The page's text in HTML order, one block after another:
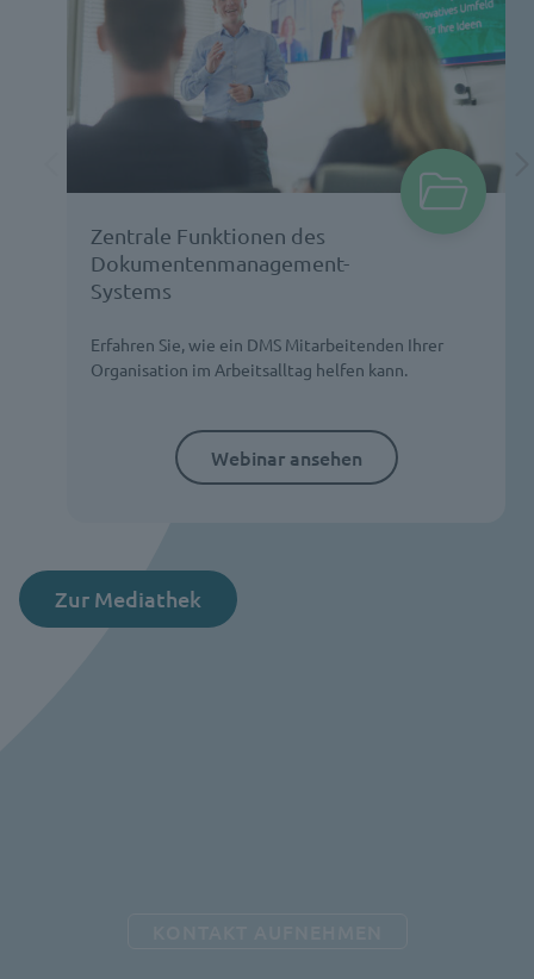
Zentrale Funktionen des
Dokumentenmanagement-
Systems
Erfahren Sie, wie ein DMS Mitarbeitenden Ihrer
Organisation im Arbeitsalltag helfen kann.
Webinar ansehen
Zur Mediathek